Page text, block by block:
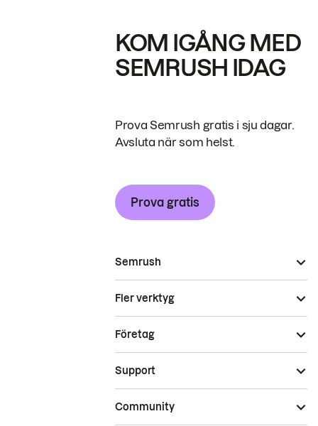
KOM IGÅNG MED
SEMRUSH IDAG
Prova Semrush gratis i sju dagar.
Avsluta när som helst.
Prova gratis
Semrush
Fler verktyg
Företag
Support
Community